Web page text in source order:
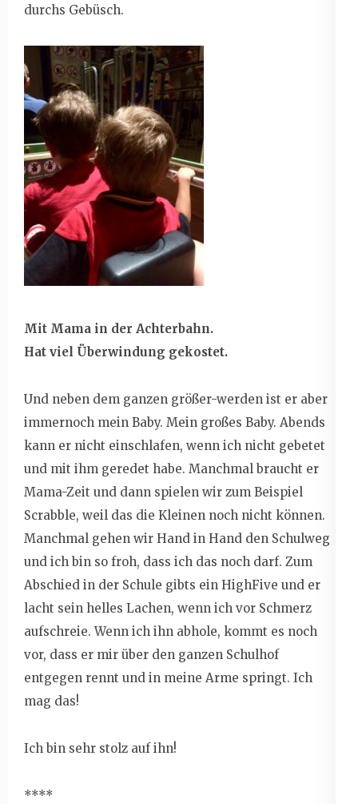
durchs Gebüsch.
Mit Mama in der Achterbahn.
Hat viel Überwindung gekostet.
Und neben dem ganzen größer-werden ist er aber
immernoch mein Baby. Mein großes Baby. Abends
kann er nicht einschlafen, wenn ich nicht gebetet
und mit ihm geredet habe. Manchmal braucht er
Mama-Zeit und dann spielen wir zum Beispiel
Scrabble, weil das die Kleinen noch nicht können.
Manchmal gehen wir Hand in Hand den Schulweg
und ich bin so froh, dass ich das noch darf. Zum
Abschied in der Schule gibts ein HighFive und er
lacht sein helles Lachen, wenn ich vor Schmerz
aufschreie. Wenn ich ihn abhole, kommt es noch
vor, dass er mir über den ganzen Schulhof
entgegen rennt und in meine Arme springt. Ich
mag das!
Ich bin sehr stolz auf ihn!
****